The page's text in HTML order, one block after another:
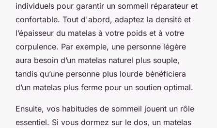
individuels pour garantir un sommeil réparateur et
confortable. Tout d'abord, adaptez la densité et
l’épaisseur du matelas à votre poids et à votre
corpulence. Par exemple, une personne légère
aura besoin d’un matelas naturel plus souple,
tandis qu’une personne plus lourde bénéficiera
d’un matelas plus ferme pour un soutien optimal.
Ensuite, vos habitudes de sommeil jouent un rôle
essentiel. Si vous dormez sur le dos, un matelas